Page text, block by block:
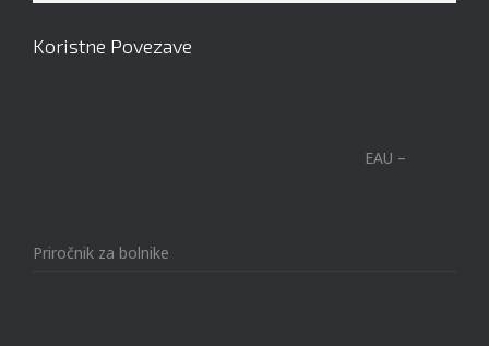
Koristne Povezave
EAU –
Priročnik za bolnike